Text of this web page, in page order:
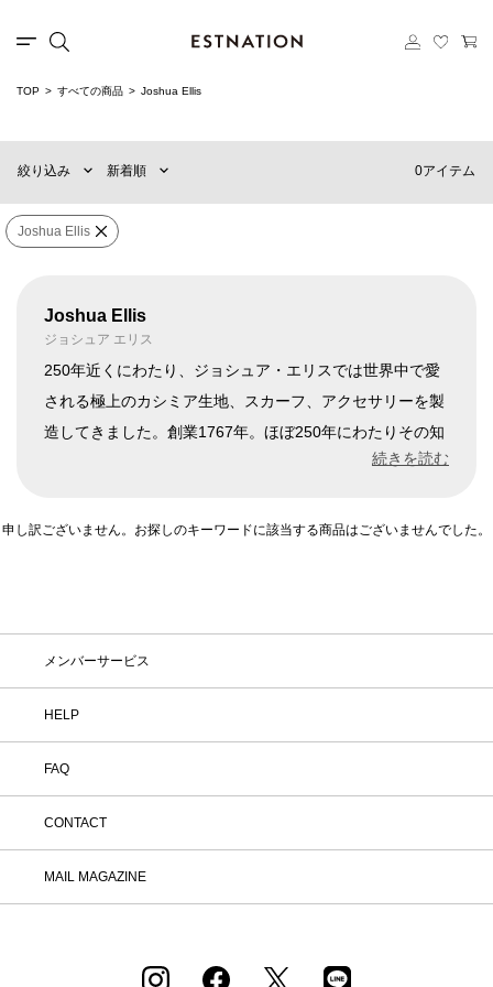
TOP すべての商品 Joshua Ellis
Joshua Ellis
Joshua Ellis
ジョシュア エリス
250年近くにわたり、ジョシュア・エリスでは世界中で愛
される極上のカシミア生地、スカーフ、アクセサリーを製
造してきました。創業1767年。ほぼ250年にわたりその知
識と経験は、「他が追従するカシミアを作る」という哲学
絞り込み 新着順 0アイテム
WOMENS
販売タイプ
価格 ¥0〜¥500,000
在庫 在庫ありのみ表示 すべて表示
新着順
おすすめ順
価格の高い順
60件
90件
申し訳ございません。お探しのキーワードに該当する商品はございませんでした。
メンバーサービス
HELP
FAQ
CONTACT
MAIL MAGAZINE